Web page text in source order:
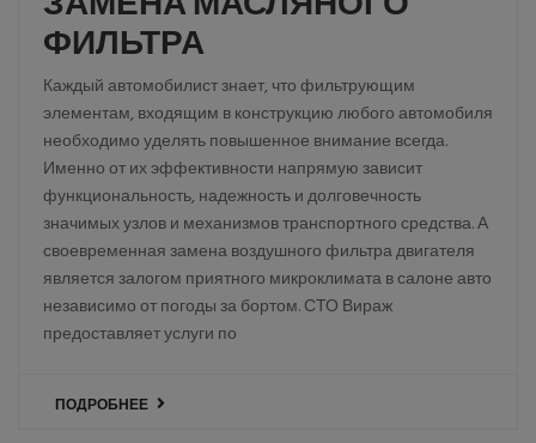
ФИЛЬТРА
Каждый автомобилист знает, что фильтрующим
элементам, входящим в конструкцию любого автомобиля
необходимо уделять повышенное внимание всегда.
Именно от их эффективности напрямую зависит
функциональность, надежность и долговечность
значимых узлов и механизмов транспортного средства. А
своевременная замена воздушного фильтра двигателя
является залогом приятного микроклимата в салоне авто
независимо от погоды за бортом. СТО Вираж
предоставляет услуги по
ПОДРОБНЕЕ